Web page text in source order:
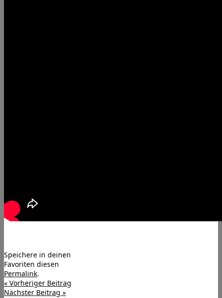
Speichere in deinen
Favoriten diesen
Permalink.
« Vorheriger Beitrag
Nächster Beitrag »